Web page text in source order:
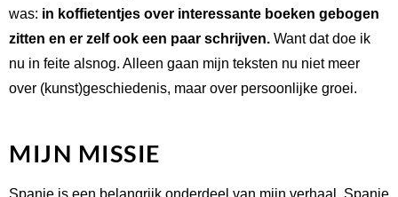
was: in koffietentjes over interessante boeken gebogen
zitten en er zelf ook een paar schrijven. Want dat doe ik
nu in feite alsnog. Alleen gaan mijn teksten nu niet meer
over (kunst)geschiedenis, maar over persoonlijke groei.
MIJN MISSIE
Spanje is een belangrijk onderdeel van mijn verhaal. Spanje